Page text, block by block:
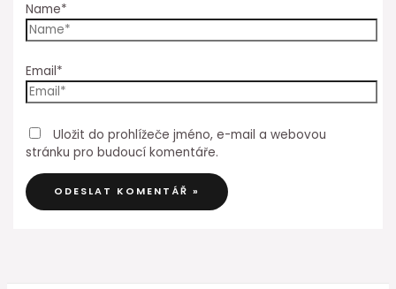
Name*
Email*
Uložit do prohlížeče jméno, e-mail a webovou
stránku pro budoucí komentáře.